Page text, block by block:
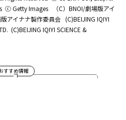
ⓒ Getty Images
（C）BNOI/劇場版アイ
版アイナナ製作委員会 (C)BEIJING IQIYI
(C)BEIJING IQIYI SCIENCE &
すすめ情報